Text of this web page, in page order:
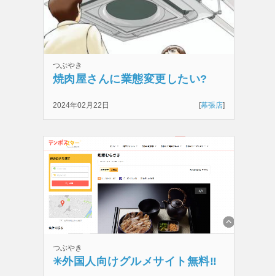
つぶやき
焼肉屋さんに業態変更したい?
2024年02月22日 [幕張店]
つぶやき
✳️外国人向けグルメサイト無料‼️